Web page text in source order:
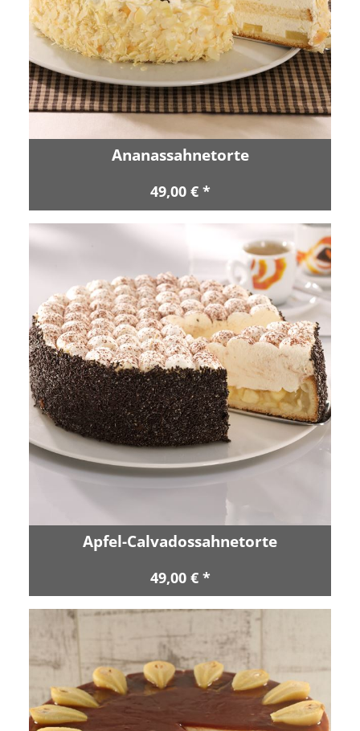
Ananassahnetorte
49,00 € *
Apfel-Calvadossahnetorte
49,00 € *